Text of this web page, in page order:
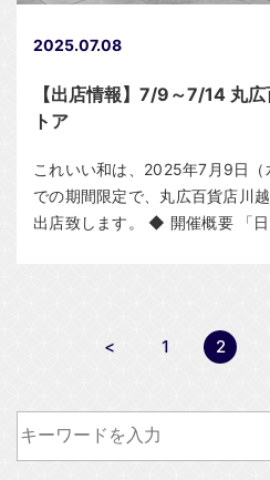
2025.07.08
【出店情報】7/9～7/14 丸
トア
これいい和は、2025年7月9日（
での期間限定で、丸広百貨店川
出店致します。 ◆ 開催概要 「
< 1 2